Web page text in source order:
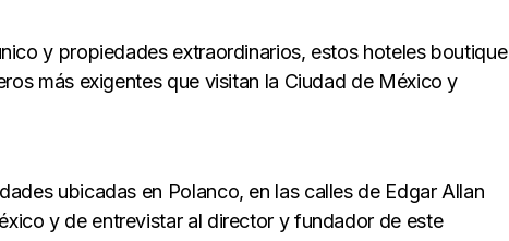
y propiedades extraordinarios, estos hoteles boutique
más exigentes que visitan la Ciudad de México y
ubicadas en Polanco, en las calles de Edgar Allan
y de entrevistar al director y fundador de este